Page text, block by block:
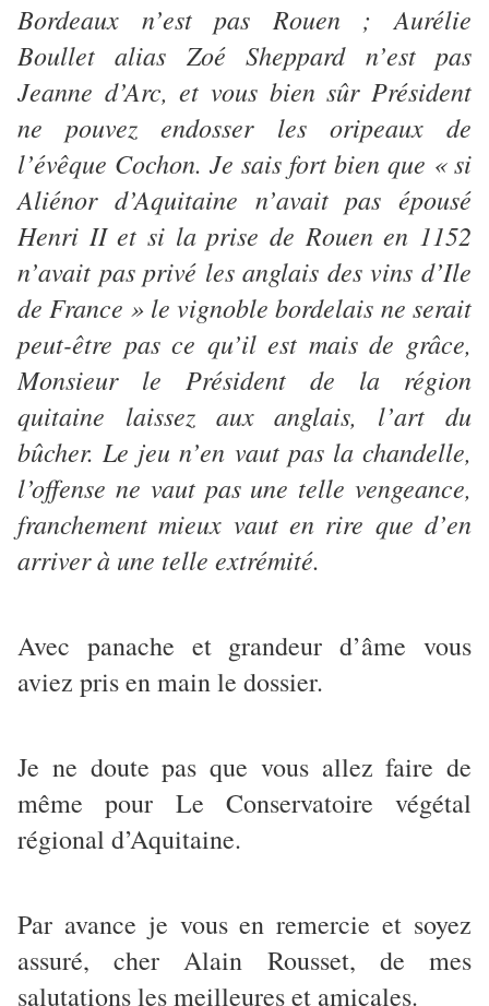
Bordeaux n’est pas Rouen ; Aurélie
Boullet alias Zoé Sheppard n’est pas
Jeanne d’Arc, et vous bien sûr Président
ne pouvez endosser les oripeaux de
l’évêque Cochon. Je sais fort bien que « si
Aliénor d’Aquitaine n’avait pas épousé
Henri II et si la prise de Rouen en 1152
n’avait pas privé les anglais des vins d’Ile
de France » le vignoble bordelais ne serait
peut-être pas ce qu’il est mais de grâce,
Monsieur le Président de la région
quitaine laissez aux anglais, l’art du
bûcher. Le jeu n’en vaut pas la chandelle,
l’offense ne vaut pas une telle vengeance,
franchement mieux vaut en rire que d’en
arriver à une telle extrémité.
Avec panache et grandeur d’âme vous
aviez pris en main le dossier.
Je ne doute pas que vous allez faire de
même pour Le Conservatoire végétal
régional d’Aquitaine.
Par avance je vous en remercie et soyez
assuré, cher Alain Rousset, de mes
salutations les meilleures et amicales.